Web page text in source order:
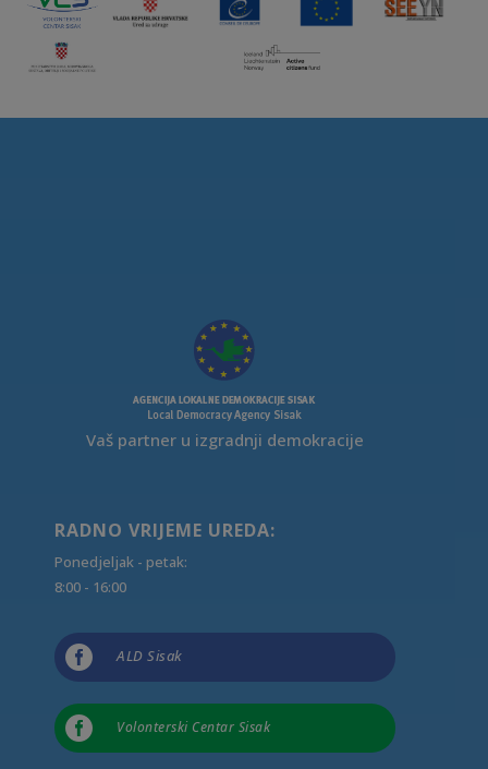
Vaš partner u izgradnji demokracije
RADNO VRIJEME UREDA:
Ponedjeljak - petak:
8:00 - 16:00
 ALD Sisak
 Volonterski Centar Sisak